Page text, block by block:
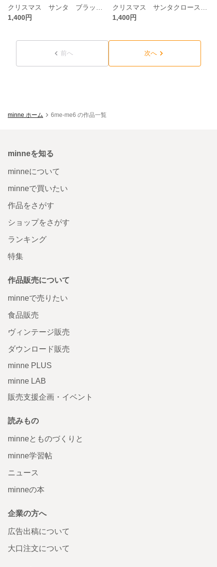
1,400円
1,400円
前へ 次へ
minne ホーム 6me-me6 の作品一覧
minneを知る
minneについて
minneで買いたい
作品をさがす
ショップをさがす
ランキング
特集
作品販売について
minneで売りたい
食品販売
ヴィンテージ販売
ダウンロード販売
minne PLUS
minne LAB
販売支援企画・イベント
読みもの
minneとものづくりと
minne学習帖
ニュース
minneの本
企業の方へ
広告出稿について
大口注文について